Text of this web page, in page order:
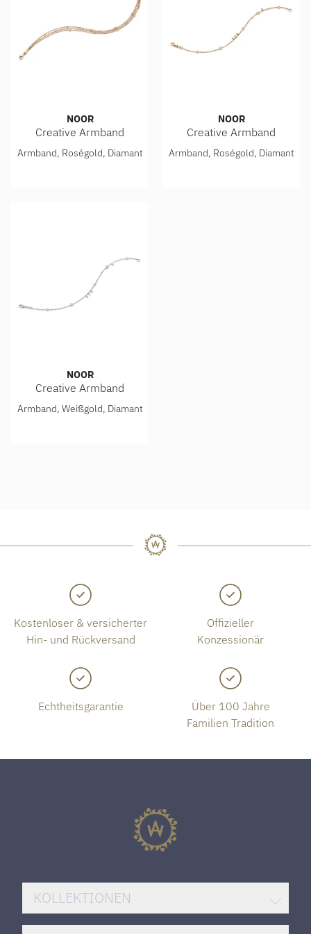
NOOR
Creative Armband
Noor Creative Armband, Ref: 15402-000-R7
Armband, Roségold, Diamant
NOOR
Creative Armband
Noor Creative Armband,
Armband, Roségold, Diamant
NOOR
Creative Armband
Noor Creative Armband, Ref: 15403-000-W7
Armband, Weißgold, Diamant
Kostenloser & versicherter
Hin- und Rückversand
Offizieller
Konzessionär
Echtheitsgarantie
Über 100 Jahre
Familien Tradition
KOLLEKTIONEN